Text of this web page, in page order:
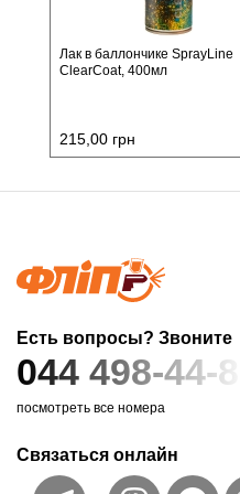
Лак в баллончике SprayLine
ClearCoat, 400мл
215,00 грн
Есть вопросы? Звоните
044 498-44-89
посмотреть все номера
Связаться онлайн